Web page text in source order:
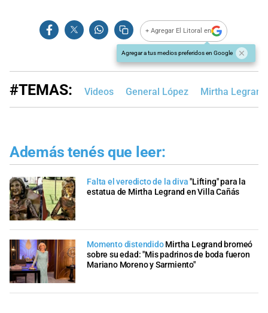
+ Agregar El Litoral en
Agregar a tus medios preferidos en Google
#TEMAS: Videos General López Mirtha Legrand
Además tenés que leer:
Falta el veredicto de la diva"Lifting" para la
estatua de Mirtha Legrand en Villa Cañás
Momento distendido Mirtha Legrand bromeó
sobre su edad: "Mis padrinos de boda fueron
Mariano Moreno y Sarmiento"